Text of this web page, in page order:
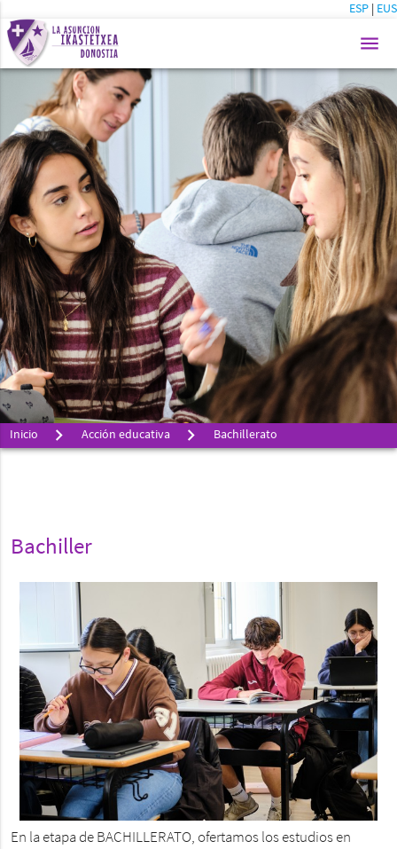
ESP EUS
menu
Inicio Acción educativa Bachillerato
Bachiller
En la etapa de BACHILLERATO, ofertamos los estudios en